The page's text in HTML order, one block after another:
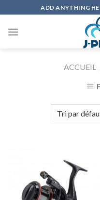
to
content
ADD ANYTHING
ACCUEIL